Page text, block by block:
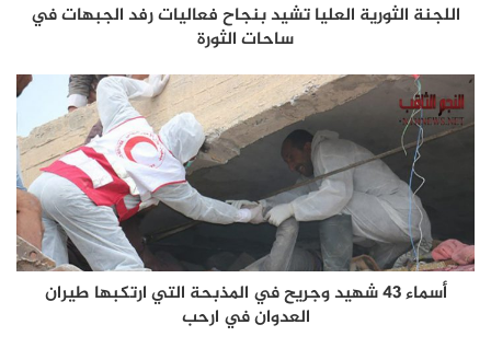
اللجنة الثورية العليا تشيد بنجاح فعاليات رفد الجبهات في
ساحات الثورة
أسماء 43 شهيد وجريح في المذبحة التي ارتكبها طيران
العدوان في ارحب